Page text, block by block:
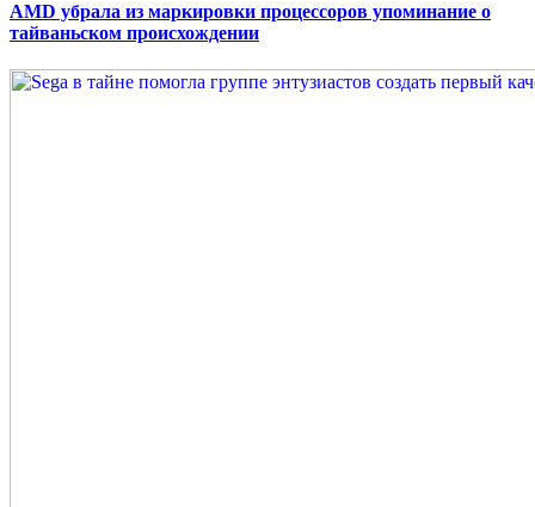
AMD убрала из маркировки процессоров упоминание о
тайваньском происхождении